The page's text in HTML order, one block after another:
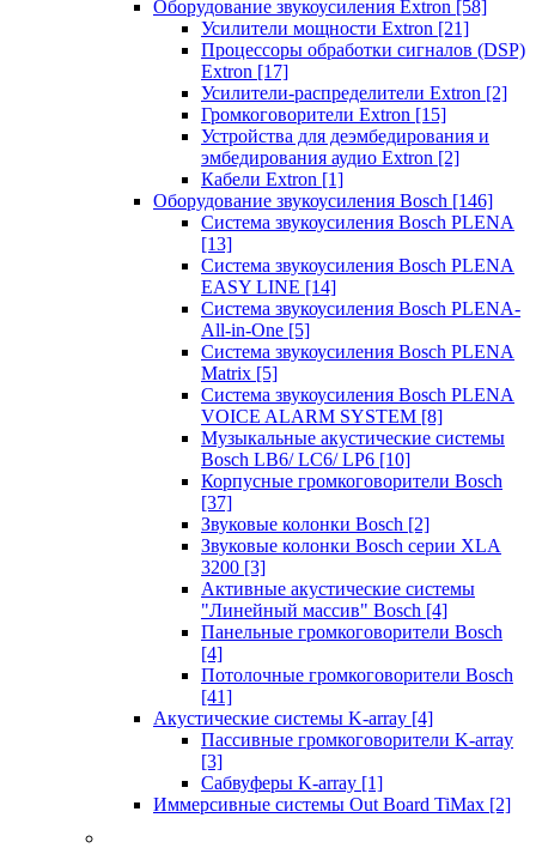
Оборудование звукоусиления Extron [58]
Усилители мощности Extron [21]
Процессоры обработки сигналов (DSP)
Extron [17]
Усилители-распределители Extron [2]
Громкоговорители Extron [15]
Устройства для деэмбедирования и
эмбедирования аудио Extron [2]
Кабели Extron [1]
Оборудование звукоусиления Bosch [146]
Система звукоусиления Bosch PLENA
[13]
Система звукоусиления Bosch PLENA
EASY LINE [14]
Система звукоусиления Bosch PLENA-
All-in-One [5]
Система звукоусиления Bosch PLENA
Matrix [5]
Система звукоусиления Bosch PLENA
VOICE ALARM SYSTEM [8]
Музыкальные акустические системы
Bosch LB6/ LC6/ LP6 [10]
Корпусные громкоговорители Bosch
[37]
Звуковые колонки Bosch [2]
Звуковые колонки Bosch серии XLA
3200 [3]
Активные акустические системы
"Линейный массив" Bosch [4]
Панельные громкоговорители Bosch
[4]
Потолочные громкоговорители Bosch
[41]
Акустические системы K-array [4]
Пассивные громкоговорители K-array
[3]
Сабвуферы K-array [1]
Иммерсивные системы Out Board TiMax [2]